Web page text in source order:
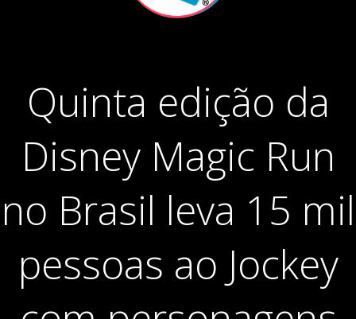
Quinta edição da
Disney Magic Run
no Brasil leva 15 mil
pessoas ao Jockey